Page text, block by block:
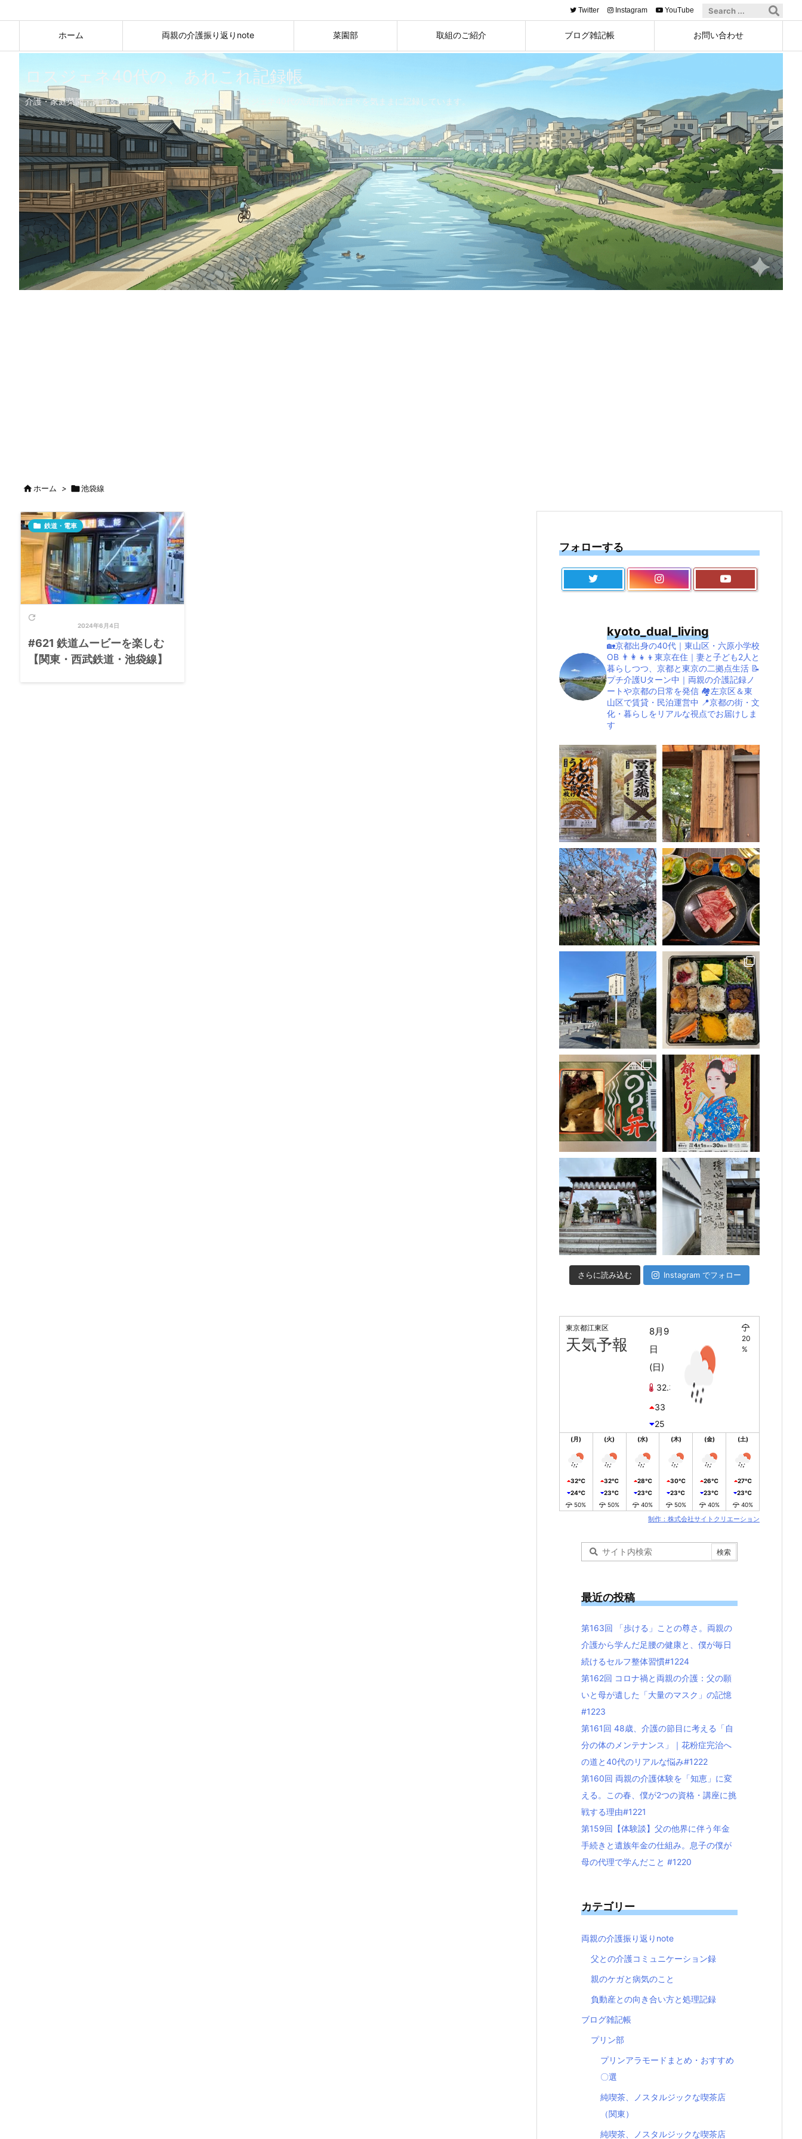
ホーム 両親の介護振り返りnote 菜園部 取組のご紹介 ブログ雑記帳 お問い合わせ
Twitter Instagram YouTube
ロスジェネ40代の、あれこれ記録帳
介護・家庭菜園・賃貸＆民泊・京都検定・プリン好き。ロスジェネ40代の試行錯誤な日々を気ままに記録しています。
ホーム > 池袋線

2024年6月4日
 鉄道・電車
#621 鉄道ムービーを楽しむ
【関東・西武鉄道・池袋線】
フォローする
kyoto_dual_living
🏡京都出身の40代｜東山区・六原小学校
OB 👨‍👩‍👧‍👦東京在住｜妻と子ども2人と
暮らしつつ、京都と東京の二拠点生活 📝
プチ介護Uターン中｜両親の介護記録ノ
ートや京都の日常を発信 🏘左京区＆東
山区で賃貸・民泊運営中 📍京都の街・文
化・暮らしをリアルな視点でお届けしま
す
さらに読み込む Instagram でフォロー
東京都江東区
天気予報
8月9
日
(日)
32.3℃
33
25
20
%
(月)
32℃
24℃
50%
(火)
32℃
23℃
50%
(水)
28℃
23℃
40%
(木)
30℃
23℃
50%
(金)
26℃
23℃
40%
(土)
27℃
23℃
40%
制作：株式会社サイトクリエーション
最近の投稿
第163回 「歩ける」ことの尊さ。両親の
介護から学んだ足腰の健康と、僕が毎日
続けるセルフ整体習慣#1224
第162回 コロナ禍と両親の介護：父の願
いと母が遺した「大量のマスク」の記憶
#1223
第161回 48歳、介護の節目に考える「自
分の体のメンテナンス」｜花粉症完治へ
の道と40代のリアルな悩み#1222
第160回 両親の介護体験を「知恵」に変
える。この春、僕が2つの資格・講座に挑
戦する理由#1221
第159回【体験談】父の他界に伴う年金
手続きと遺族年金の仕組み。息子の僕が
母の代理で学んだこと #1220
カテゴリー
両親の介護振り返りnote
父との介護コミュニケーション録
親のケガと病気のこと
負動産との向き合い方と処理記録
ブログ雑記帳
プリン部
プリンアラモードまとめ・おすすめ
〇選
純喫茶、ノスタルジックな喫茶店
（関東）
純喫茶、ノスタルジックな喫茶店